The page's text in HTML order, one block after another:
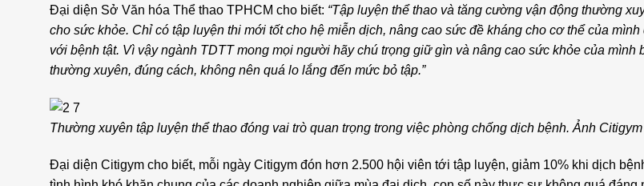
Đại diện Sở Văn hóa Thể thao TPHCM cho biết: “Tập luyện thể thao và tăng cường vận động thường
cho sức khỏe. Chỉ có tập luyện thi mới tốt cho hệ miễn dịch, nâng cao sức đề kháng cho cơ thể của
với bệnh tật. Vì vậy ngành TDTT mong mọi người hãy chú trọng giữ gìn và nâng cao sức khỏe của mình
thường xuyên, đúng cách, không nên quá lo lắng đến mức bỏ tập.”
Thường xuyên tập luyện thể thao đóng vai trò quan trọng trong việc phòng chống dịch bệnh. Ảnh Citigym
Đại diện Citigym cho biết, mỗi ngày Citigym đón hơn 2.500 hội viên tới tập luyện, giảm 10% khi dịch